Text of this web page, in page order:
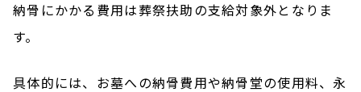
納骨にかかる費用は葬祭扶助の支給対象外となりま
す。
具体的には、お墓への納骨費用や納骨堂の使用料、永